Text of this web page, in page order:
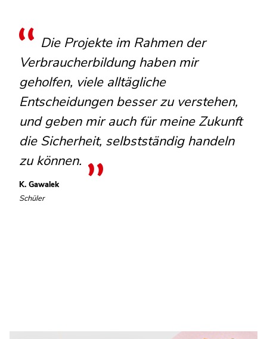
Die Projekte im Rahmen der
Verbraucherbildung haben mir
geholfen, viele alltägliche
Entscheidungen besser zu verstehen,
und geben mir auch für meine Zukunft
die Sicherheit, selbstständig handeln
zu können.
K. Gawalek
Schüler